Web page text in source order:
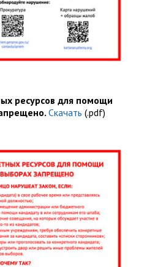
ресурсов для помощи
Скачать (.pdf)